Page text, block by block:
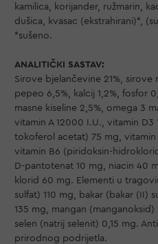
kamilica, korijander, ružmarin,
dušica, kvasac (ekstrahirani)*,
*sušeno.
ANALITIČKI SASTAV:
Sirove bjelančevine 21%, sirove
pepeo 6,5%, kalcij 1,2%, fosfor
masne kiseline 2,5%, omega 3
vitamin A 12000 I.U., vitamin D3
tokoferol acetat) 75 mg, vitamin
vitamin B6 (piridoksin-
D-pantotenat 10 mg, niacin 40
klorid 60 mg. Elementi u
sulfat) 110 mg, bakar (bakar (II)
135 mg, mangan
selen (natrij selenit) 0,15 mg.
prirodnog podrijetla.